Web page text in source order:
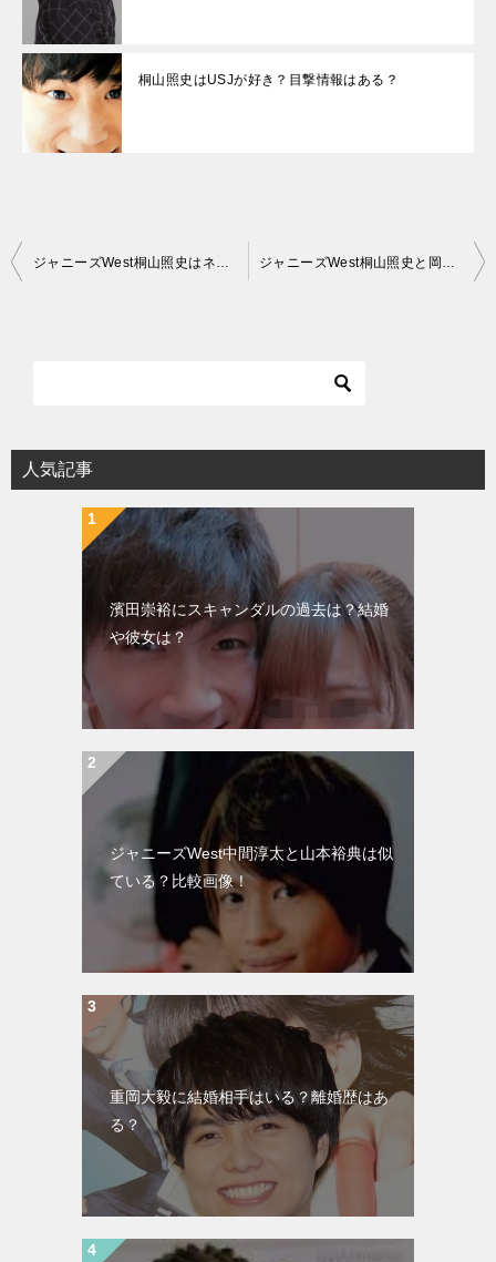
桐山照史はUSJが好き？目撃情報はある？
投
シ
ジャニーズWest桐山照史はネイルしてる？ ジャニーズWest桐山照史と岡本圭人は似ているか比較画像
人気記事
濱田崇裕にスキャンダルの過去は？結婚
や彼女は？
ジャニーズWest中間淳太と山本裕典は似
ている？比較画像！
重岡大毅に結婚相手はいる？離婚歴はあ
る？